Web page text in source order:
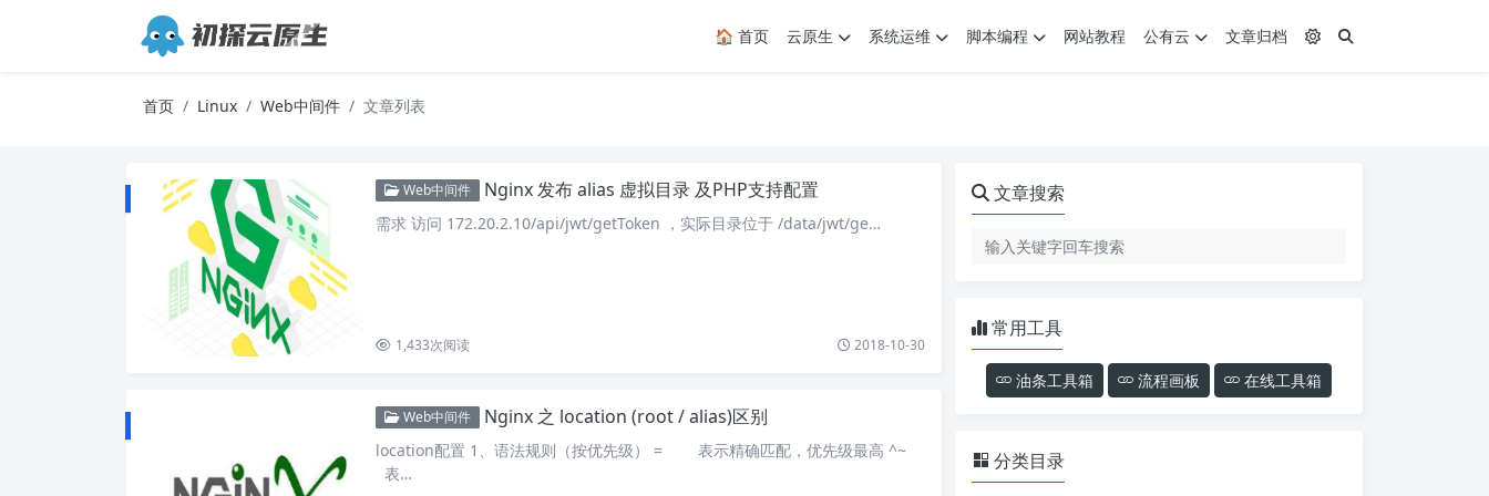
🏠 首页 云原生 系统运维 脚本编程 网站教程 公有云 文章归档
首页 Linux Web中间件 文章列表
Web中间件 Nginx 发布 alias 虚拟目录 及PHP支持配置
需求 访问 172.20.2.10/api/jwt/getToken ，实际目录位于 /data/jwt/ge…
1,433次阅读 2018-10-30
Web中间件 Nginx 之 location (root / alias)区别
location配置 1、语法规则（按优先级） = 表示精确匹配，优先级最高 ^~
表…
文章搜索
常用工具
油条工具箱 流程画板 在线工具箱
分类目录